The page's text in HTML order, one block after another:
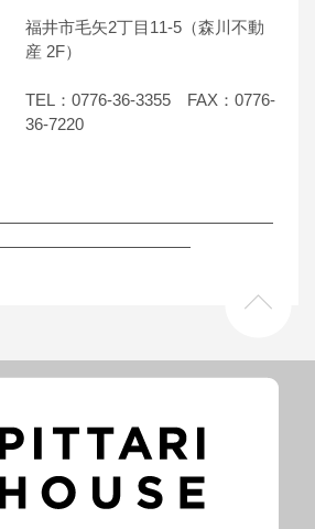
福井市毛矢2丁目11-5（森川不動
産 2F）
TEL：0776-36-3355 FAX：0776-
36-7220